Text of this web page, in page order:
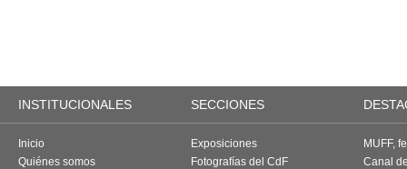
INSTITUCIONALES SECCIONES
Inicio
Quiénes somos
Exposiciones
Fotografías del CdF
MUFF,
Canal